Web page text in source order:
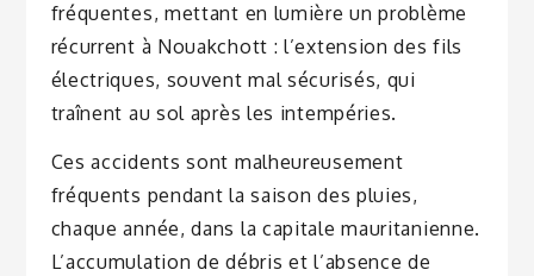
fréquentes, mettant en lumière un problème
récurrent à Nouakchott : l’extension des fils
électriques, souvent mal sécurisés, qui
traînent au sol après les intempéries.
Ces accidents sont malheureusement
fréquents pendant la saison des pluies,
chaque année, dans la capitale mauritanienne.
L’accumulation de débris et l’absence de